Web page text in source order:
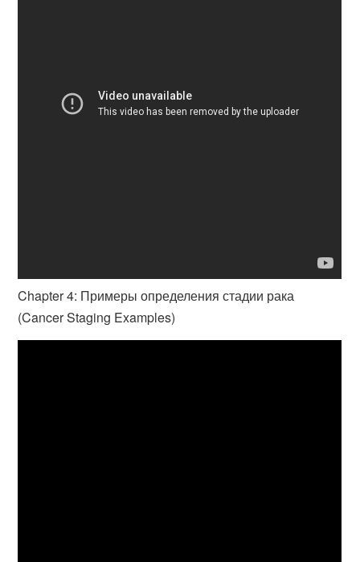
Chapter 4: Примеры определения стадии рака
(Cancer Staging Examples)